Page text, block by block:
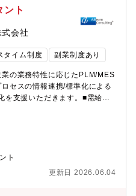
大きい案件であり、ビジネス
ャリストとしてもキャリアアッ
です！
メントによる改善施策の定量
SCM Strategy
物流・調達コストの構造改
らず、各社がこれから取組む
ション（GX）」、「サーキュ
った課題やテーマに対して、
基に企業の構造改革と社会価
ッショナルチームです。【お
改革に、経営に近い立場で上
ることができます。■フレック
ています。
ント
会社
タイム制度 副業制度あり
業の業務特性に応じたPLM/MES
セスの情報連携/標準化による
を支援いただきます。■需給プ
により、サプライチェーン全体
■総合電機メーカー：PLM導入
携促進■自動車部品メーカー：
行プロセスの統合と業務標準化
SCM Strategy Unit】
ト
更新日 2026.06.04